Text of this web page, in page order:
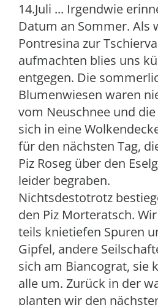
14.Juli ... Irgendwie
Datum an Sommer. Als
Pontresina zur
aufmachten blies uns
entgegen. Die
Blumenwiesen waren
vom Neuschnee und
sich in eine
für den nächsten Tag,
Piz Roseg über den
leider begraben.
Nichtsdestotrotz
den Piz Morteratsch.
teils knietiefen Spuren
Gipfel, andere
sich am Biancograt, sie
alle um. Zurück in der
planten wir den